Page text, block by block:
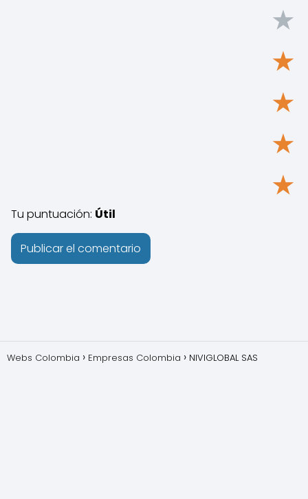
★
★
★
★
★
Tu puntuación: Útil
Webs Colombia Empresas Colombia NIVIGLOBAL SAS